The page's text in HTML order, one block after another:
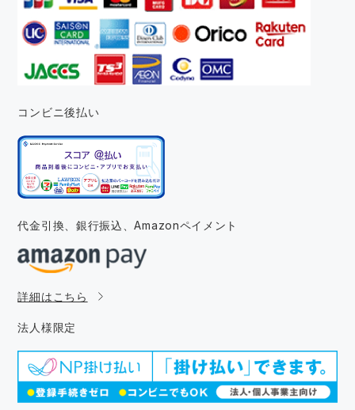
コンビニ後払い
代金引換、銀行振込、Amazonペイメント
詳細はこちら
法人様限定